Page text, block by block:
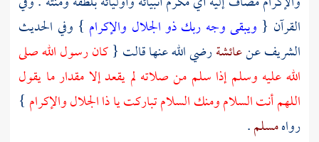
القرآن { ويبقى وجه ربك ذو الجلال والإكرام } وفي الحديث
الشريف عنعائشةرضي الله عنها قالت {كان رسول الله صلى
الله عليه وسلم إذا سلم من صلاته لم يقعد إلا مقدار ما يقول
اللهم أنت السلام ومنك السلام تباركت يا ذا الجلال والإكرام }
رواهمسلم.